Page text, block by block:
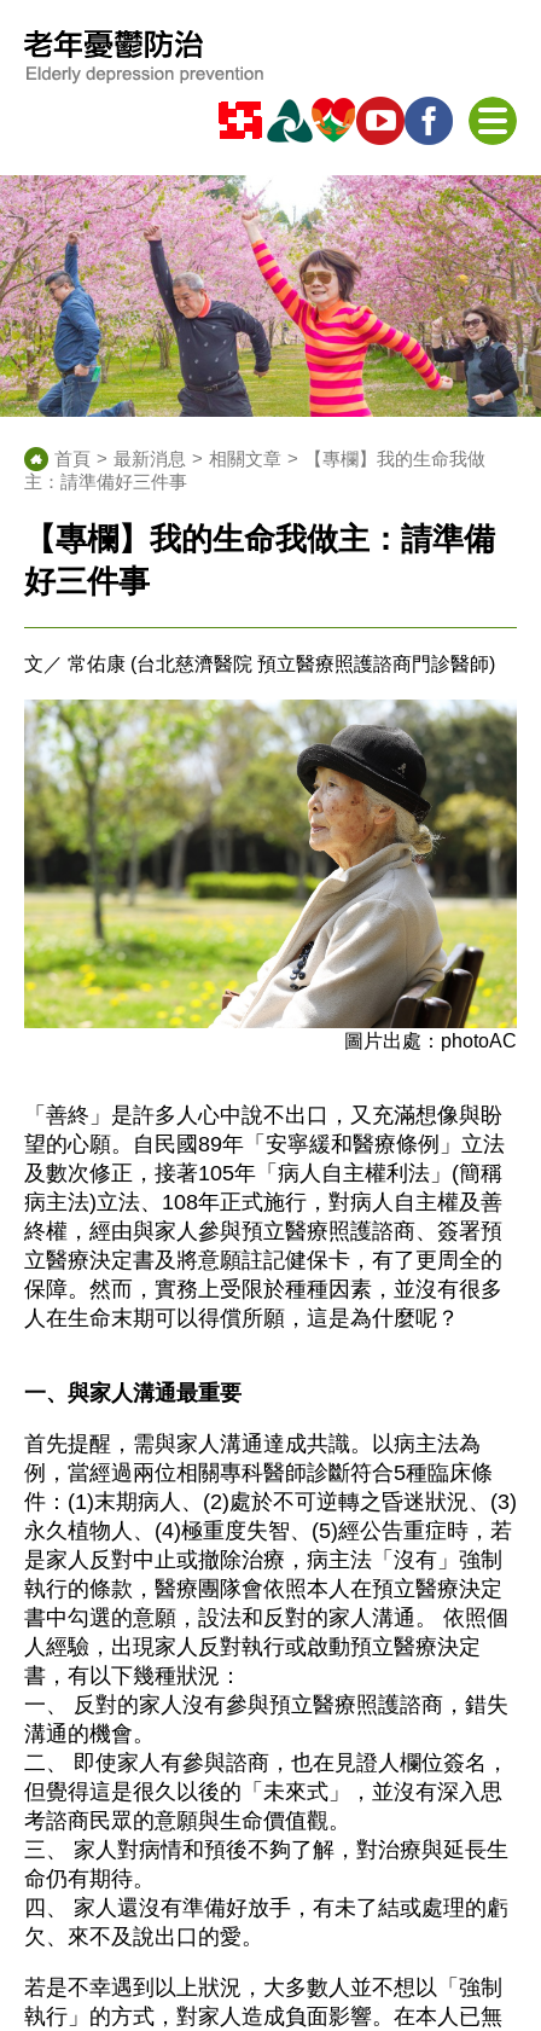
首頁 最新消息 相關文章
【專欄】我的生命我做
主：請準備好三件事
【專欄】我的生命我做主：請準備
好三件事
文／ 常佑康 (台北慈濟醫院 預立醫療照護諮商門診醫師)
圖片出處：photoAC
「善終」是許多人心中說不出口，又充滿想像與盼
望的心願。自民國89年「安寧緩和醫療條例」立法
及數次修正，接著105年「病人自主權利法」(簡稱
病主法)立法、108年正式施行，對病人自主權及善
終權，經由與家人參與預立醫療照護諮商、簽署預
立醫療決定書及將意願註記健保卡，有了更周全的
保障。然而，實務上受限於種種因素，並沒有很多
人在生命末期可以得償所願，這是為什麼呢？
一、與家人溝通最重要
首先提醒，需與家人溝通達成共識。以病主法為
例，當經過兩位相關專科醫師診斷符合5種臨床條
件：(1)末期病人、(2)處於不可逆轉之昏迷狀況、(3)
永久植物人、(4)極重度失智、(5)經公告重症時，若
是家人反對中止或撤除治療，病主法「沒有」強制
執行的條款，醫療團隊會依照本人在預立醫療決定
書中勾選的意願，設法和反對的家人溝通。 依照個
人經驗，出現家人反對執行或啟動預立醫療決定
書，有以下幾種狀況：
一、 反對的家人沒有參與預立醫療照護諮商，錯失
溝通的機會。
二、 即使家人有參與諮商，也在見證人欄位簽名，
但覺得這是很久以後的「未來式」，並沒有深入思
考諮商民眾的意願與生命價值觀。
三、 家人對病情和預後不夠了解，對治療與延長生
命仍有期待。
四、 家人還沒有準備好放手，有未了結或處理的虧
欠、來不及說出口的愛。
若是不幸遇到以上狀況，大多數人並不想以「強制
執行」的方式，對家人造成負面影響。在本人已無